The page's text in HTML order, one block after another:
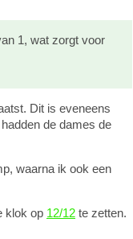
1, wat zorgt voor
Dit is eveneens
de dames de
waarna ik ook een
klok op 12/12 te zetten.